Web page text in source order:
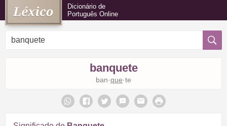
Dicionário de
Português Online
banquete
ban·que·te